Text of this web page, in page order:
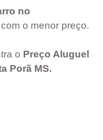
no
com o menor preço.
o Preço Aluguel
Porã MS.